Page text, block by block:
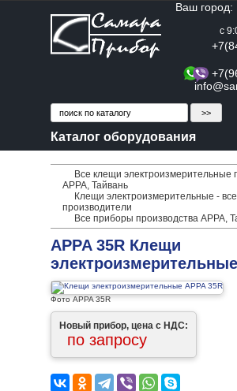
Ваш город:
с
Каталог оборудования
Все клещи электроизмерительные
APPA, Тайвань
Клещи электроизмерительные - все
производители
Все приборы производства APPA,
APPA 35R Клещи
электроизмерительные
Фото APPA 35R
Новый прибор, цена с НДС:
по запросу